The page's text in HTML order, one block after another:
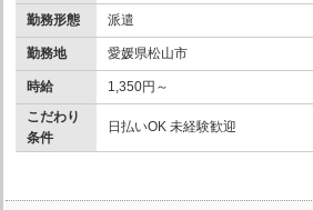
勤務形態 派遣
勤務地 愛媛県松山市
時給
1,350円～
こだわり
条件
日払いOK 未経験歓迎